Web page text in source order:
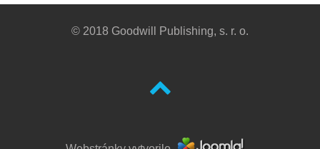
© 2018 Goodwill Publishing, s. r. o.